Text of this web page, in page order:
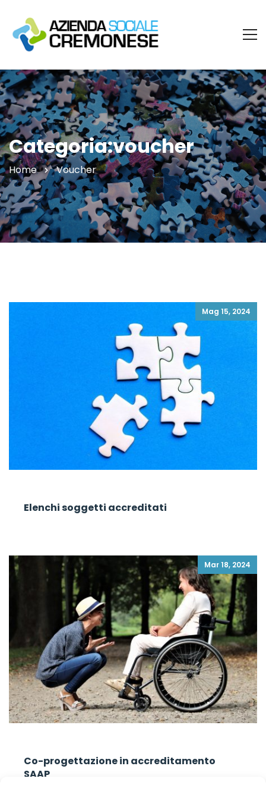
Categoria:voucher
Home Voucher
Mag 15, 2024
Elenchi soggetti accreditati
Mar 18, 2024
Co-progettazione in accreditamento
SAAP